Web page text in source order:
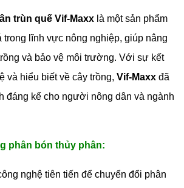
trùn quế Vif-Maxx là một sản phẩm
trong lĩnh vực nông nghiệp, giúp nâng
và bảo vệ môi trường. Với sự kết
và hiểu biết về cây trồng, Vif-Maxx đã
đáng kể cho người nông dân và ngành
phân bón thủy phân:
nghệ tiên tiến để chuyển đổi phân